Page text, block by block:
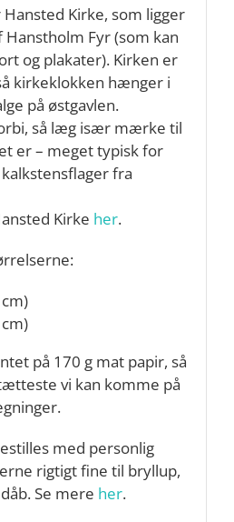
Kirke, som ligger
Fyr (som kan
og plakater). Kirken er
kirkeklokken hænger i
på østgavlen.
så læg især mærke til
er – meget typisk for
fra
Kirke her.
på 170 g mat papir, så
vi kan komme på
med personlig
rigtigt fine til bryllup,
Se mere her.